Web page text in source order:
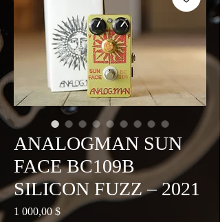
ANALOGMAN SUN
FACE BC109B
SILICON FUZZ – 2021
1 000,00 $Prix